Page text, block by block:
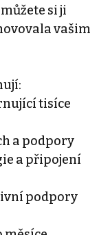
si ji
vašim
tisíce
a podpory
a připojení
podpory